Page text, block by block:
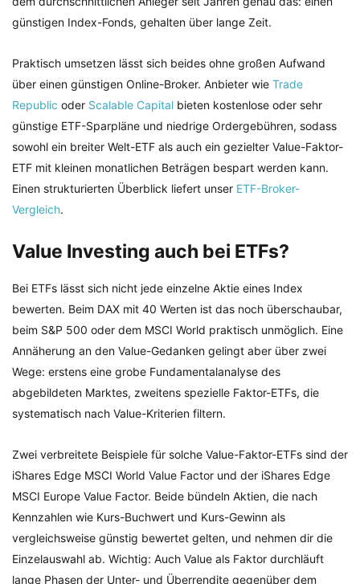
günstigen Index-Fonds, gehalten über lange Zeit.
Praktisch umsetzen lässt sich beides ohne großen Aufwand
über einen günstigen Online-Broker. Anbieter wie Trade
Republic oder Scalable Capital bieten kostenlose oder sehr
günstige ETF-Sparpläne und niedrige Ordergebühren, sodass
sowohl ein breiter Welt-ETF als auch ein gezielter Value-Faktor-
ETF mit kleinen monatlichen Beträgen bespart werden kann.
Einen strukturierten Überblick liefert unser ETF-Broker-
Vergleich.
Value Investing auch bei ETFs?
Bei ETFs lässt sich nicht jede einzelne Aktie eines Index
bewerten. Beim DAX mit 40 Werten ist das noch überschaubar,
beim S&P 500 oder dem MSCI World praktisch unmöglich. Eine
Annäherung an den Value-Gedanken gelingt aber über zwei
Wege: erstens eine grobe Fundamentalanalyse des
abgebildeten Marktes, zweitens spezielle Faktor-ETFs, die
systematisch nach Value-Kriterien filtern.
Zwei verbreitete Beispiele für solche Value-Faktor-ETFs sind der
iShares Edge MSCI World Value Factor und der iShares Edge
MSCI Europe Value Factor. Beide bündeln Aktien, die nach
Kennzahlen wie Kurs-Buchwert und Kurs-Gewinn als
vergleichsweise günstig bewertet gelten, und nehmen dir die
Einzelauswahl ab. Wichtig: Auch Value als Faktor durchläuft
lange Phasen der Unter- und Überrendite gegenüber dem